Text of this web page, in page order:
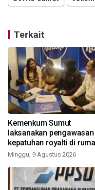
Terkait
Kemenkum Sumut
laksanakan pengawasan
kepatuhan royalti di
bernyanyi
Minggu, 9 Agustus 2026